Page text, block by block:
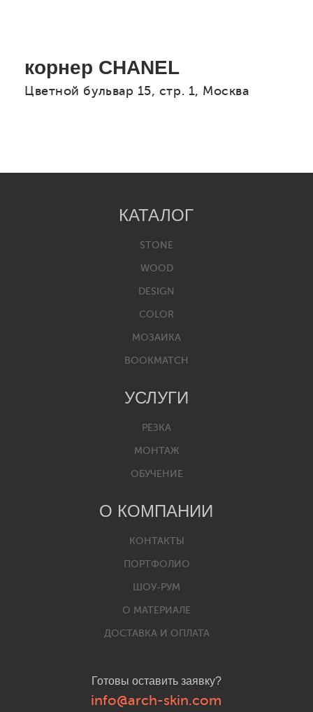
корнер CHANEL
Цветной бульвар 15, стр. 1, Москва
Готовы оставить заявку?
info@arch-skin.com
КАТАЛОГ
STONE
WOOD
DESIGN
COLOR
МОЗАИКА
BOOKMATCH
УСЛУГИ
РЕЗКА
МОНТАЖ
ОБУЧЕНИЕ
О КОМПАНИИ
КОНТАКТЫ
ПОРТФОЛИО
ШОУ-РУМ
О МАТЕРИАЛЕ
ДОСТАВКА И ОПЛАТА